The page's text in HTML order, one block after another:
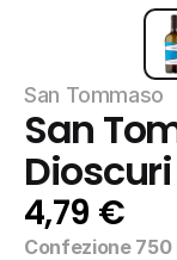
San Tommaso
San
4,79 €
Confezione 750